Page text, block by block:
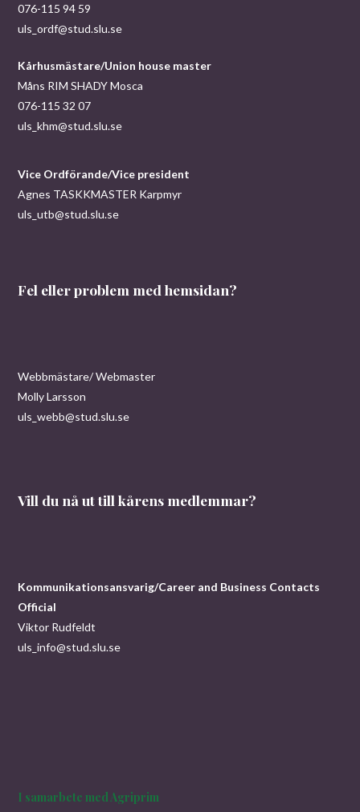
076-115 94 59
uls_ordf@stud.slu.se
Kårhusmästare/Union house master
Måns RIM SHADY Mosca
076-115 32 07
uls_khm@stud.slu.se
Vice Ordförande/Vice president
Agnes TASKKMASTER Karpmyr
uls_utb@stud.slu.se
Fel eller problem med hemsidan?
Webbmästare/ Webmaster
Molly Larsson
uls_webb@stud.slu.se
Vill du nå ut till kårens medlemmar?
Kommunikationsansvarig/Career and Business Contacts
Official
Viktor Rudfeldt
uls_info@stud.slu.se
I samarbete med Agriprim